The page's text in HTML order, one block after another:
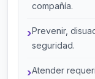
compañía.
Prevenir,
seguridad.
Atender